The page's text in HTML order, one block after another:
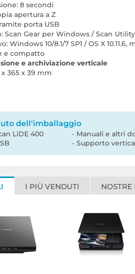
8 secondi
apertura a Z
porta USB
Scan Gear per Windows / Scan
Windows 10/8.1/7 SP1 / OS X 10.11.6,
e compatto
e archiviazione verticale
365 x 39 mm
dell'imballaggio
LiDE 400
Manuali e altri
Supporto
I PIÙ VENDUTI NOSTRE